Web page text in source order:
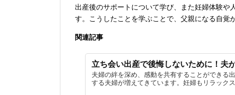
出産後のサポートについて学び、また妊婦体験や
す。こうしたことを学ぶことで、父親になる自覚
関連記事
立ち会い出産で後悔しないために！夫
夫婦の絆を深め、感動を共有することができる
する夫婦が増えてきています。妊婦もリラック